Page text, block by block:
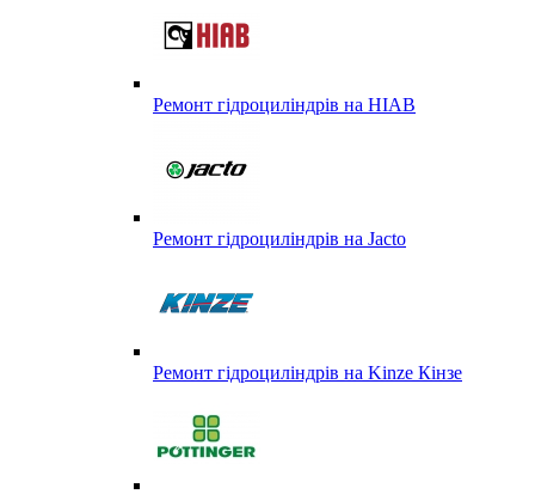
Ремонт гідроциліндрів на HIAB
Ремонт гідроциліндрів на Jacto
Ремонт гідроциліндрів на Kinze Кінзе